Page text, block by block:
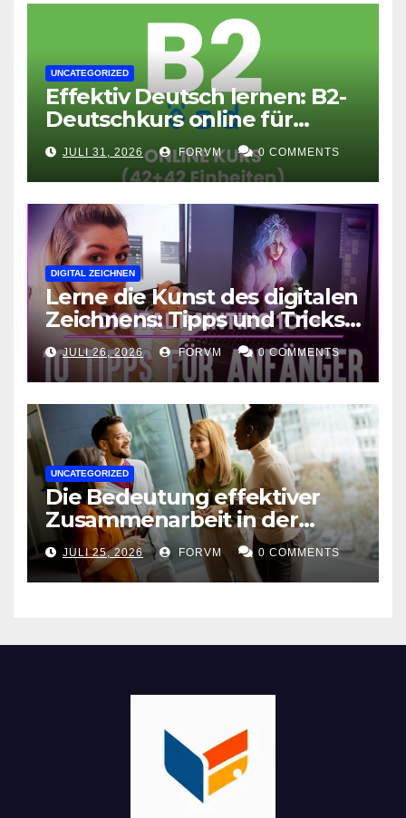
UNCATEGORIZED
Effektiv Deutsch lernen: B2-
Deutschkurs online für
Fortgeschrittene
JULI 31, 2026 FORVM 0 COMMENTS
DIGITAL ZEICHNEN
Lerne die Kunst des digitalen
Zeichnens: Tipps und Tricks
für kreative Ausdruckskunst
JULI 26, 2026 FORVM 0 COMMENTS
UNCATEGORIZED
Die Bedeutung effektiver
Zusammenarbeit in der
Arbeitswelt
JULI 25, 2026 FORVM 0 COMMENTS